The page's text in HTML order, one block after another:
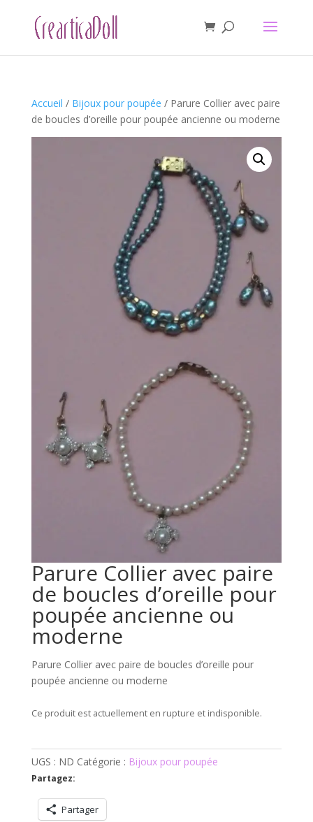
Accueil / Bijoux pour poupée / Parure Collier avec paire
de boucles d’oreille pour poupée ancienne ou moderne
Parure Collier avec paire
de boucles d’oreille pour
poupée ancienne ou
moderne
Parure Collier avec paire de boucles d’oreille pour
poupée ancienne ou moderne
Ce produit est actuellement en rupture et indisponible.
UGS : ND Catégorie : Bijoux pour poupée
Partagez:
Partager